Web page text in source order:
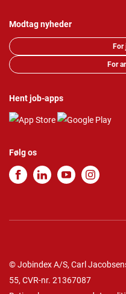
Modtag nyheder
For
For
Hent job-apps
Følg os
© Jobindex A/S, Carl
55, CVR-nr. 21367087